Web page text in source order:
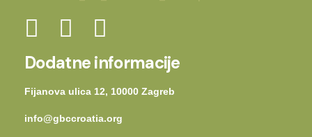
Dodatne informacije
Fijanova ulica 12, 10000 Zagreb
info@gbccroatia.org